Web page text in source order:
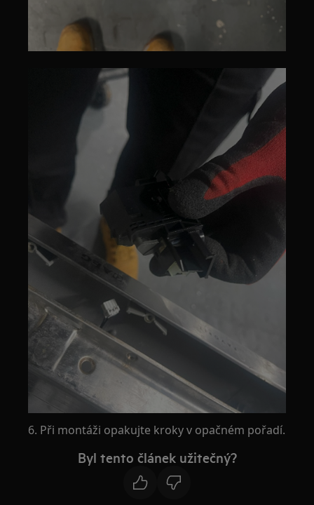
6. Při montáži opakujte kroky v opačném pořadí.
Byl tento článek užitečný?